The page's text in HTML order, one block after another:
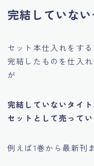
完結していな
セット本仕入れをする
完結したものを仕入
が
完結していないタイト
セットとして売ってい
例えば1巻から最新刊